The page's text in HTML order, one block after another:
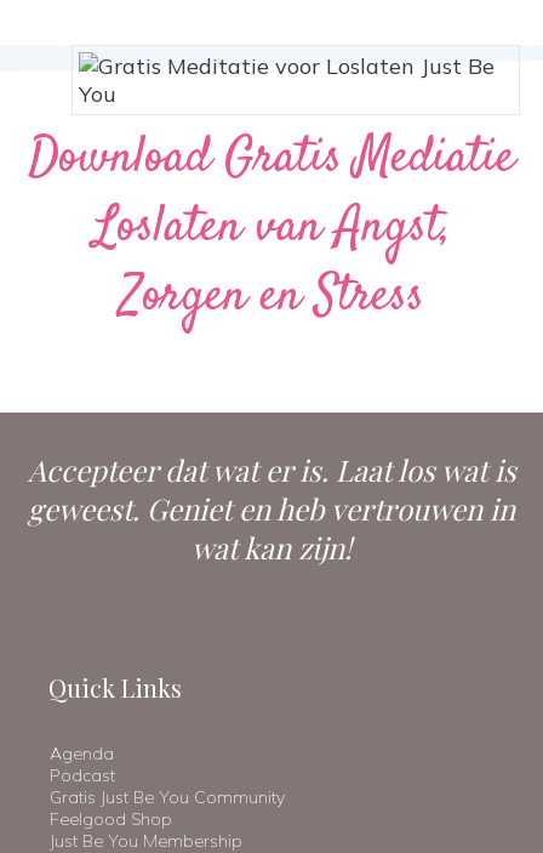
Download Gratis Mediatie
Loslaten van Angst,
Zorgen en Stress
Accepteer dat wat er is. Laat los wat is
geweest. Geniet en heb vertrouwen in
wat kan zijn!
Quick Links
Agenda
Podcast
Gratis Just Be You Community
Feelgood Shop
Just Be You Membership